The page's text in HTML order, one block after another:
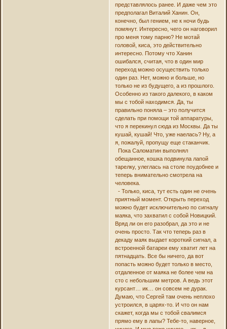
представлялось ранее. И даже чем это
предполагал Виталий Ханин. Он,
конечно, был гением, не к ночи будь
помянут. Интересно, чего он наговорил
про меня тому парню? Не мотай
головой, киса, это действительно
интересно. Потому что Ханин
ошибался, считая, что в один мир
переход можно осуществить только
один раз. Нет, можно и больше, но
только не из будущего, а из прошлого.
Особенно из такого далекого, в каком
мы с тобой находимся. Да, ты
правильно поняла – это получится
сделать при помощи той аппаратуры,
что я перекинул сюда из Москвы. Да ты
кушай, кушай! Что, уже наелась? Ну, а
я, пожалуй, пропущу еще стаканчик.
Пока Саломатин выполнял
обещанное, кошка подвинула лапой
тарелку, улеглась на столе поудобнее и
теперь внимательно смотрела на
человека.
- Только, киса, тут есть один не очень
приятный момент. Открыть переход
можно будет исключительно по сигналу
маяка, что захватил с собой Новицкий.
Вряд ли он его разобрал, да это и не
очень просто. Так что теперь раз в
декаду маяк выдает короткий сигнал, а
встроенной батареи ему хватит лет на
пятнадцать. Все бы ничего, да вот
попасть можно будет только в место,
отдаленное от маяка не более чем на
сто с небольшим метров. А ведь этот
курсант… ик… он совсем не дурак.
Думаю, что Сергей там очень неплохо
устроился, в царях-то. И что он нам
скажет, когда мы с тобой свалимся
прямо ему в лапы? Тебе-то, наверное,